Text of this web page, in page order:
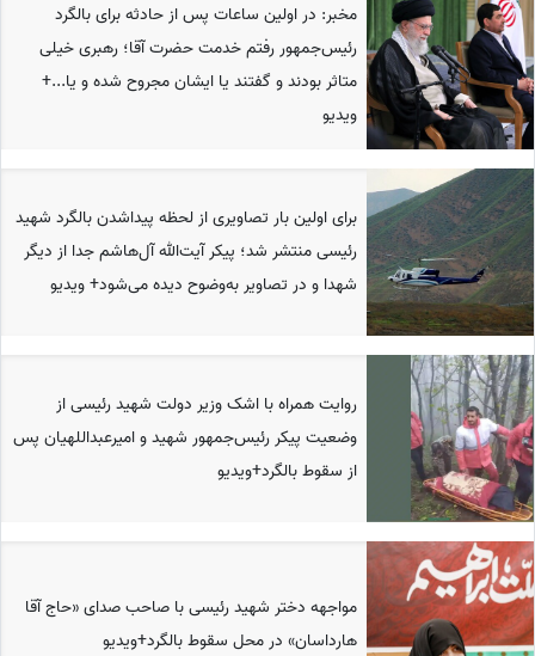
مخبر: در اولین ساعات پس از حادثه برای بالگرد
رئیس‌جمهور رفتم خدمت حضرت آقا؛ رهبری خیلی
متاثر بودند و گفتند یا ایشان مجروح شده و یا...+
ویدیو
برای اولین بار تصاویری از لحظه پیداشدن بالگرد شهید
رئیسی منتشر شد؛ پیکر آیت‌الله آل‌هاشم جدا از دیگر
شهدا و در تصاویر به‌وضوح دیده می‌شود+ ویدیو
روایت همراه با اشک وزیر دولت شهید رئیسی از
وضعیت پیکر رئیس‌جمهور شهید و امیرعبداللهیان پس
از سقوط بالگرد+ویدیو
مواجهه دختر شهید رئیسی با صاحب صدای «حاج آقا
هارداسان» در محل سقوط بالگرد+ویدیو